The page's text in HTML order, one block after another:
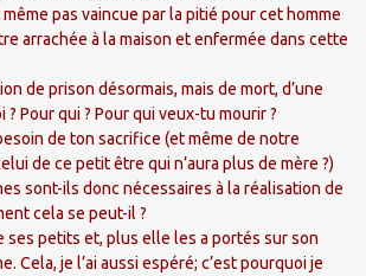
pas vaincue par la pitié pour cet homme
arrachée à la maison et enfermée dans cette
de prison désormais, mais de mort, d’une
Pour qui ? Pour qui veux-tu mourir ?
de ton sacrifice (et même de notre
de ce petit être qui n’aura plus de mère ?)
sont-ils donc nécessaires à la réalisation de
cela se peut-il ?
ses petits et, plus elle les a portés sur son
Cela, je l’ai aussi espéré; c’est pourquoi je